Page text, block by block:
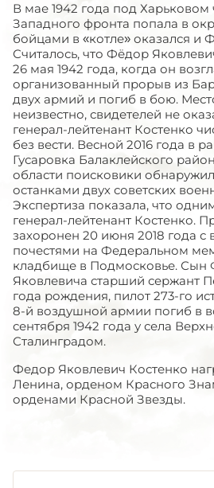
В мае 1942 года под Харьковом
Западного фронта попала в
бойцами в «котле» оказался и
Считалось, что Фёдор
26 мая 1942 года, когда он
организованный прорыв из
двух армий и погиб в бою.
неизвестно, свидетелей не
генерал-лейтенант Костенко
без вести. Весной 2016 года в
Гусаровка Балаклейского
области поисковики
останками двух советских
Экспертиза показала, что
генерал-лейтенант Костенко.
захоронен 20 июня 2018 года с
почестями на Федеральном
кладбище в Подмосковье. Сын
Яковлевича старший сержант
года рождения, пилот 273-го
8-й воздушной армии погиб в
сентября 1942 года у села
Сталинградом.
Федор Яковлевич Костенко
Ленина, орденом Красного
орденами Красной Звезды.